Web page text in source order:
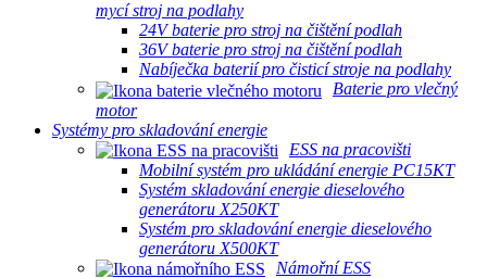
mycí stroj na podlahy
24V baterie pro stroj na čištění podlah
36V baterie pro stroj na čištění podlah
Nabíječka baterií pro čisticí stroje na podlahy
Baterie pro vlečný
motor
Systémy pro skladování energie
ESS na pracovišti
Mobilní systém pro ukládání energie PC15KT
Systém skladování energie dieselového
generátoru X250KT
Systém pro skladování energie dieselového
generátoru X500KT
Námořní ESS